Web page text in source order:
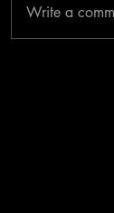
Write a